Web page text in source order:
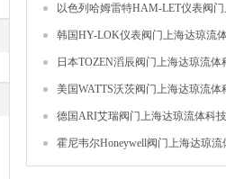
以色列哈姆雷特HAM-LET仪表阀
韩国HY-LOK仪表阀门上海达琼流
日本TOZEN滔辰阀门上海达琼流体
美国WATTS沃茨阀门上海达琼流体
德国ARI艾瑞阀门上海达琼流体科
霍尼韦尔Honeywell阀门上海达琼流